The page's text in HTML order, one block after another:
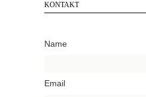
KONTAKT
Name
Email